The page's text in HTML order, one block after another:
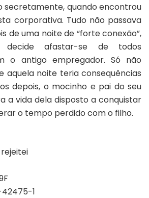
secretamente, quando encontrou
corporativa. Tudo não passava
de uma noite de “forte conexão”,
decide afastar-se de todos
o antigo empregador. Só não
aquela noite teria consequências
depois, o mocinho e pai do seu
a vida dela disposto a conquistar
o tempo perdido com o filho.
1